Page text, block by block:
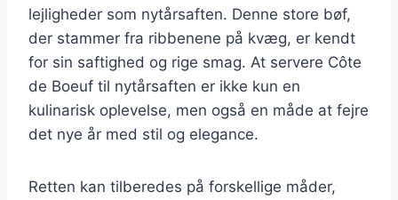
lejligheder som nytårsaften. Denne store bøf,
der stammer fra ribbenene på kvæg, er kendt
for sin saftighed og rige smag. At servere Côte
de Boeuf til nytårsaften er ikke kun en
kulinarisk oplevelse, men også en måde at fejre
det nye år med stil og elegance.
Retten kan tilberedes på forskellige måder,